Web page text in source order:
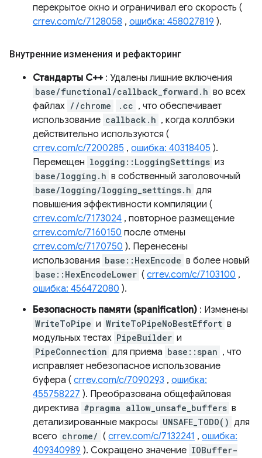
перекрытое окно и ограничивал его скорость (
crrev.com/c/7128058 , ошибка: 458027819 ).
Внутренние изменения и рефакторинг
Стандарты C++: Удалены лишние включения
base/functional/callback_forward.h во всех
файлах //chrome .cc , что обеспечивает
использование callback.h , когда коллбэки
действительно используются (
crrev.com/c/7200285 , ошибка: 40318405 ).
Перемещен logging::LoggingSettings из
base/logging.h в собственный заголовочный
base/logging/logging_settings.h для
повышения эффективности компиляции (
crrev.com/c/7173024 , повторное размещение
crrev.com/c/7160150 после отмены
crrev.com/c/7170750 ). Перенесены
использования base::HexEncode в более новый
base::HexEncodeLower ( crrev.com/c/7103100 ,
ошибка: 456472080 ).
Безопасность памяти (spanification) : Изменены
WriteToPipe и WriteToPipeNoBestEffort в
модульных тестах PipeBuilder и
PipeConnection для приема base::span , что
исправляет небезопасное использование
буфера ( crrev.com/c/7090293 , ошибка:
455758227 ). Преобразована общефайловая
директива #pragma allow_unsafe_buffers в
детализированные макросы UNSAFE_TODO() для
всего chrome/ ( crrev.com/c/7132241 , ошибка:
409340989 ). Сокращено значение IOBuffer-